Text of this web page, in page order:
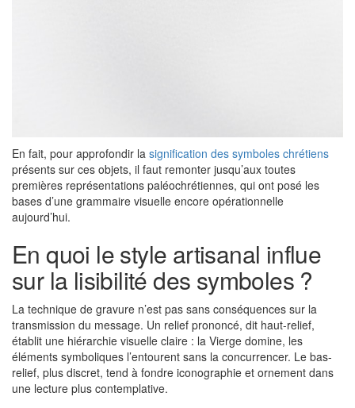
En fait, pour approfondir la signification des symboles chrétiens
présents sur ces objets, il faut remonter jusqu’aux toutes
premières représentations paléochrétiennes, qui ont posé les
bases d’une grammaire visuelle encore opérationnelle
aujourd’hui.
En quoi le style artisanal influe
sur la lisibilité des symboles ?
La technique de gravure n’est pas sans conséquences sur la
transmission du message. Un relief prononcé, dit haut-relief,
établit une hiérarchie visuelle claire : la Vierge domine, les
éléments symboliques l’entourent sans la concurrencer. Le bas-
relief, plus discret, tend à fondre iconographie et ornement dans
une lecture plus contemplative.